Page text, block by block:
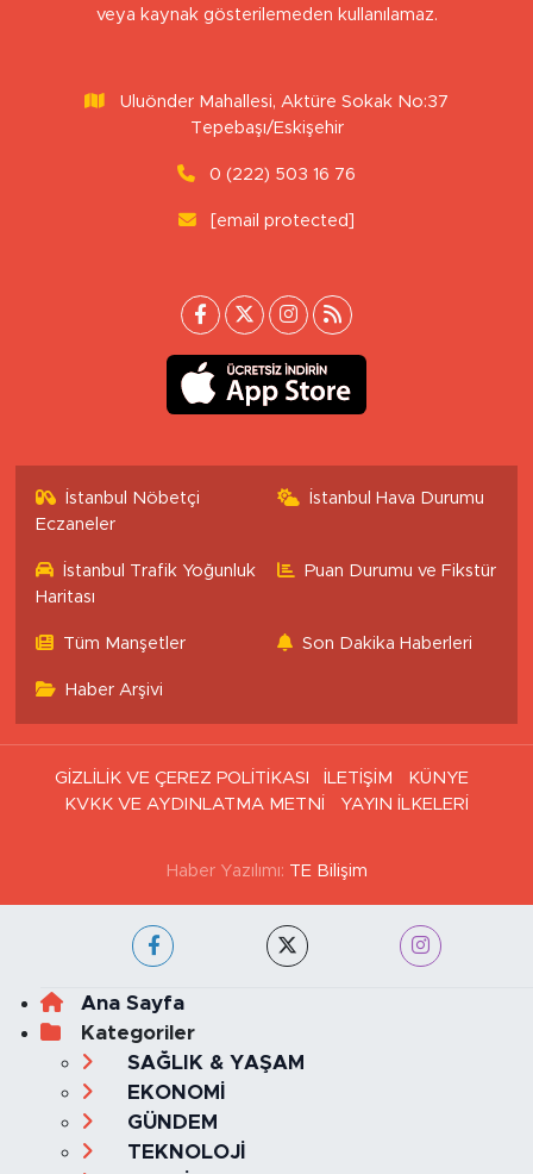
veya kaynak gösterilemeden kullanılamaz.
Uluönder Mahallesi, Aktüre Sokak No:37
Tepebaşı/Eskişehir
0 (222) 503 16 76
[email protected]
İstanbul Nöbetçi
Eczaneler
İstanbul Hava Durumu
İstanbul Trafik Yoğunluk
Haritası
Puan Durumu ve Fikstür
Tüm Manşetler Son Dakika Haberleri
Haber Arşivi
GİZLİLİK VE ÇEREZ POLİTİKASI İLETİŞİM
KÜNYE
KVKK VE AYDINLATMA METNİ
YAYIN İLKELERİ
Haber Yazılımı: TE Bilişim
Ana Sayfa
Kategoriler
SAĞLIK & YAŞAM
EKONOMİ
GÜNDEM
TEKNOLOJİ